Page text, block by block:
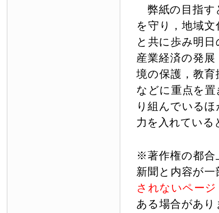
弊紙の目指す
を守り，地域
と共に歩み明
産業経済の発
境の保護，教
などに重点を
り組んでいる
力を入れている
※著作権の都合
新聞と内容が
されないペー
ある場合があ